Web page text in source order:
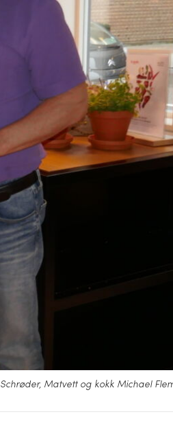
Matvett og kokk Michael